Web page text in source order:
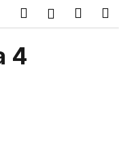
HledatPřihlášení
4